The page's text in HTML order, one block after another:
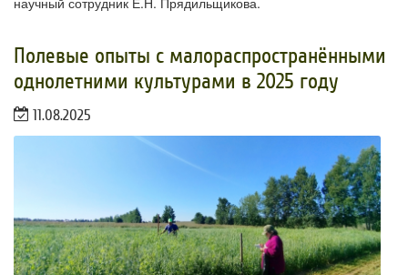
Полевые опыты с малораспространёнными
однолетними культурами в 2025 году
11.08.2025